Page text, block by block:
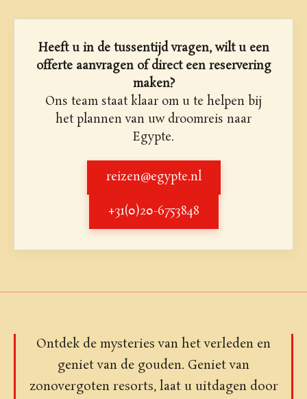
Heeft u in de tussentijd vragen, wilt u een
offerte aanvragen of direct een reservering
maken?
Ons team staat klaar om u te helpen bij
het plannen van uw droomreis naar
Egypte.
reizen@egypte.nl
+31(0)20-6753848
Ontdek de mysteries van het verleden en
geniet van de gouden. Geniet van
zonovergoten resorts, laat u uitdagen door